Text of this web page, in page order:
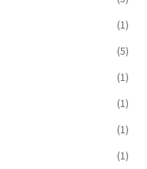
(1)
(5)
(1)
(1)
(1)
(1)